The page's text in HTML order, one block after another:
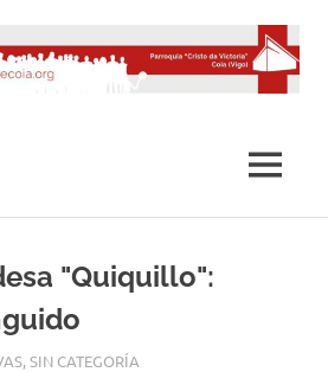
MENÚ
"Quiquillo":
,SIN CATEGORÍA